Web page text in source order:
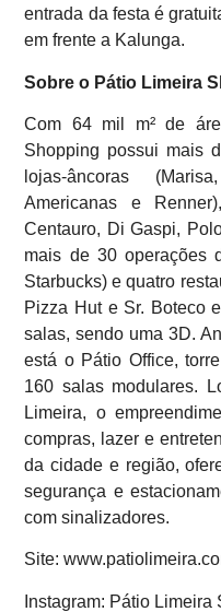
entrada da festa é
em frente a Kalunga.
Sobre o Pátio Limeira
Com 64 mil m² de
Shopping possui mais
lojas-âncoras
Americanas e
Centauro, Di Gaspi,
mais de 30 operações
Starbucks) e quatro
Pizza Hut e Sr. Boteco
salas, sendo uma 3D.
está o Pátio Office,
160 salas modulares.
Limeira, o
compras, lazer e
da cidade e região,
segurança e
com sinalizadores.
Site:
Instagram: Pátio Limeira